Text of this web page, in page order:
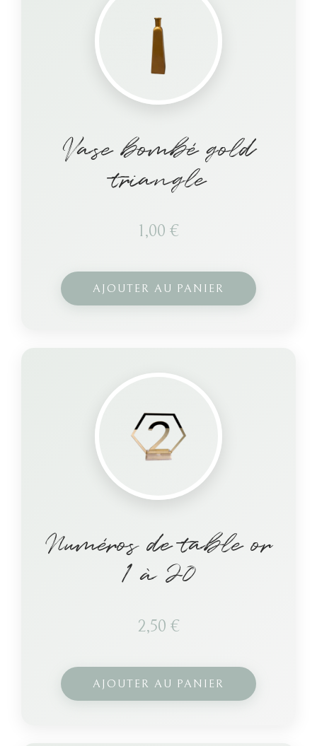
Vase bombé gold
triangle
1,00 €
AJOUTER AU PANIER
Numéros de table or
1 à 20
2,50 €
AJOUTER AU PANIER